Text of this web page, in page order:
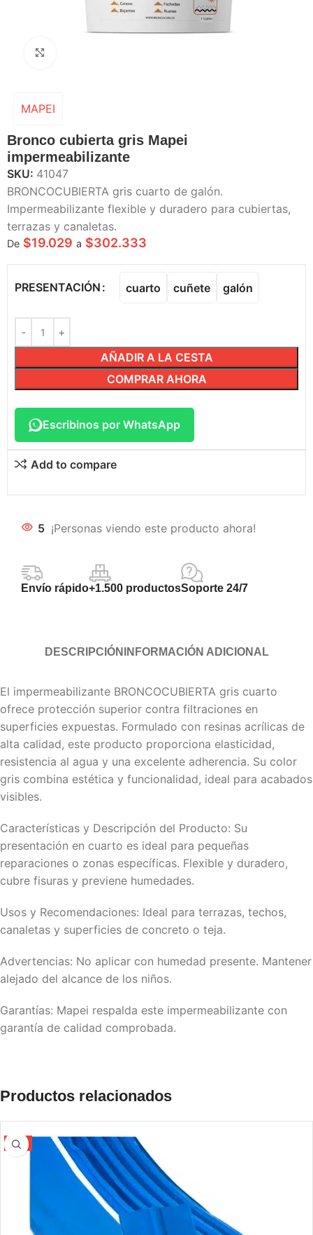
Bronco cubierta gris Mapei
impermeabilizante
MAPEI
SKU: 41047
BRONCOCUBIERTA gris cuarto de galón.
Impermeabilizante flexible y duradero para cubiertas,
terrazas y canaletas.
De $19.029 a $302.333
PRESENTACIÓN cuarto cuñete galón
AÑADIR A LA CESTA
COMPRAR AHORA
Escribinos por WhatsApp
Add to compare
5 ¡Personas viendo este producto ahora!
Envío rápido+1.500 productosSoporte 24/7
DESCRIPCIÓN INFORMACIÓN ADICIONAL
El impermeabilizante BRONCOCUBIERTA gris cuarto
ofrece protección superior contra filtraciones en
superficies expuestas. Formulado con resinas acrílicas de
alta calidad, este producto proporciona elasticidad,
resistencia al agua y una excelente adherencia. Su color
gris combina estética y funcionalidad, ideal para acabados
visibles.
Características y Descripción del Producto: Su
presentación en cuarto es ideal para pequeñas
reparaciones o zonas específicas. Flexible y duradero,
cubre fisuras y previene humedades.
Usos y Recomendaciones: Ideal para terrazas, techos,
canaletas y superficies de concreto o teja.
Advertencias: No aplicar con humedad presente. Mantener
alejado del alcance de los niños.
Garantías: Mapei respalda este impermeabilizante con
garantía de calidad comprobada.
Productos relacionados
-5%